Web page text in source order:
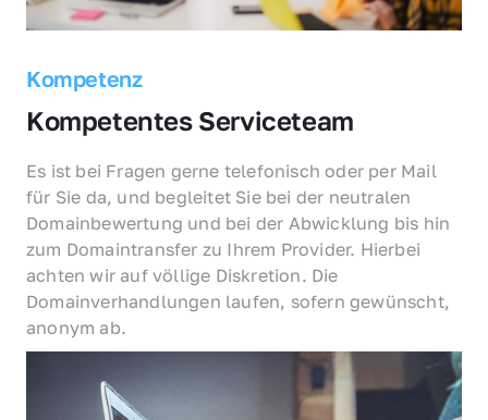
Kompetenz
Kompetentes Serviceteam
Es ist bei Fragen gerne telefonisch oder per Mail
für Sie da, und begleitet Sie bei der neutralen
Domainbewertung und bei der Abwicklung bis hin
zum Domaintransfer zu Ihrem Provider. Hierbei
achten wir auf völlige Diskretion. Die
Domainverhandlungen laufen, sofern gewünscht,
anonym ab.